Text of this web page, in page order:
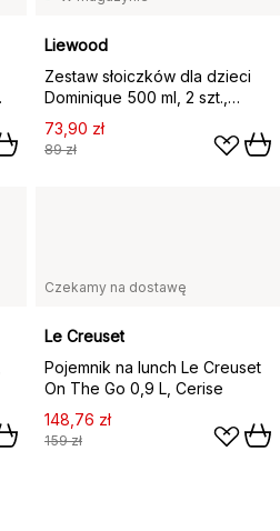
Liewood
Zestaw słoiczków dla dzieci
Dominique 500 ml, 2 szt.,
Peach-sea shell
73,90 zł
89 zł
Czekamy na dostawę
Le Creuset
Pojemnik na lunch Le Creuset
On The Go 0,9 L, Cerise
148,76 zł
159 zł